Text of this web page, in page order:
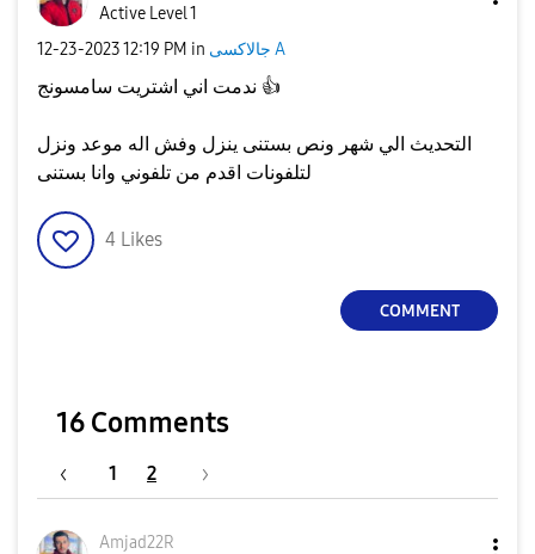
Active Level 1
‎12-23-202312:19 PM in جالاكسى A
👍
التحديث الي شهر ونص بستنى ينزل وفش اله موعد ونزل
4 Likes
COMMENT
16 Comments
1 2
Amjad22R